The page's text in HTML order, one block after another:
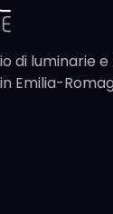
di luminarie
Emilia-